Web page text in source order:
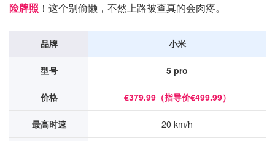
险牌照 ！这个别偷懒，不然上路被查真的会肉疼。
品牌 小米
型号 5 pro
价格 €379.99（指导价€499.99）
最高时速 20 km/h